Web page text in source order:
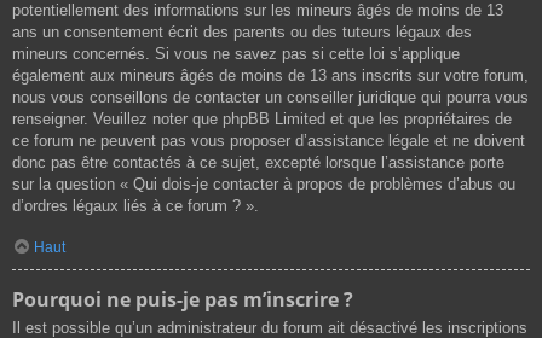
potentiellement des informations sur les mineurs âgés de moins de 13
ans un consentement écrit des parents ou des tuteurs légaux des
mineurs concernés. Si vous ne savez pas si cette loi s’applique
également aux mineurs âgés de moins de 13 ans inscrits sur votre forum,
nous vous conseillons de contacter un conseiller juridique qui pourra vous
renseigner. Veuillez noter que phpBB Limited et que les propriétaires de
ce forum ne peuvent pas vous proposer d’assistance légale et ne doivent
donc pas être contactés à ce sujet, excepté lorsque l’assistance porte
sur la question « Qui dois-je contacter à propos de problèmes d’abus ou
d’ordres légaux liés à ce forum ? ».
Haut
Pourquoi ne puis-je pas m’inscrire ?
Il est possible qu’un administrateur du forum ait désactivé les inscriptions